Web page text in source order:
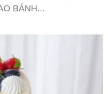
BÁNH...